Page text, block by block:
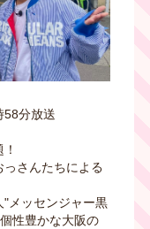
58分放送
さんたちによる
"メッセンジャー黒
性豊かな大阪の